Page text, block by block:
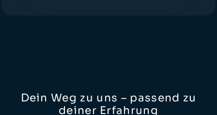
Dein Weg zu uns – passend zu
deiner Erfahrung